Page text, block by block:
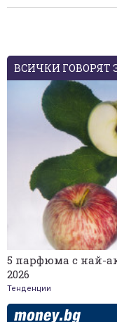
ВСИЧКИ ГОВОРЯТ
5 парфюма с най-
2026
Тенденции